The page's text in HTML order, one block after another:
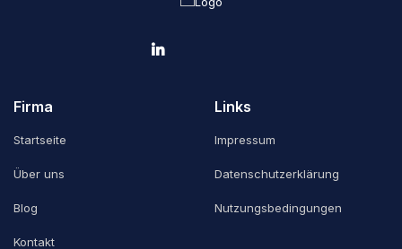
Firma
Startseite
Über uns
Blog
Kontakt
Links
Impressum
Datenschutzerklärung
Nutzungsbedingungen